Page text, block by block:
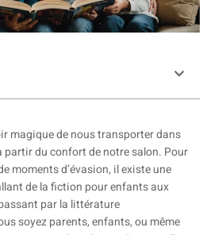
magique de nous transporter dans
partir du confort de notre salon. Pour
moments d’évasion, il existe une
de la fiction pour enfants aux
par la littérature
soyez parents, enfants, ou même